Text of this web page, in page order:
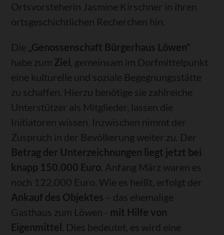
Ortsvorsteherin Jasmine Kirschner in ihren
ortsgeschichtlichen Recherchen hin.
Die „Genossenschaft Bürgerhaus Löwen“
habe zum Ziel , gemeinsam im Dorfmittelpunkt
eine kulturelle und soziale Begegnungsstätte
zu schaffen. Hierzu benötige sie zahlreiche
Unterstützer als Mitglieder, lassen die
Initiatoren wissen. Inzwischen nimmt der
Zuspruch in der Bevölkerung weiter zu. Der
Betrag der Unterzeichnungen liegt jetzt bei
knapp 150.000 Euro . Anfang März waren es
noch 122.000 Euro. Wie es heißt, erfolgt der
Ankauf des Objektes – das ehemalige
Gasthaus zum Löwen - mit Hilfe von
Eigenmittel . Dies bedeutet, es wird eine